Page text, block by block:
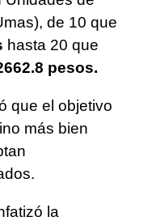
de 10 que
hasta 20 que
pesos.
que el objetivo
más bien
la